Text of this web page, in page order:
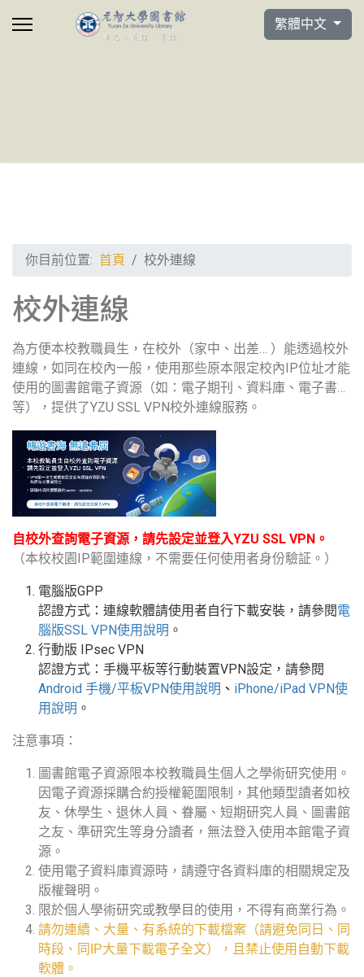
選擇你的語言
繁體中文
你目前位置: 首頁 校外連線
校外連線
為方便本校教職員生，在校外（家中、出差… ）能透過校外
連線，如同在校內一般，使用那些原本限定校內IP位址才能
使用的圖書館電子資源（如：電子期刊、資料庫、電子書…
等），提供了YZU SSL VPN校外連線服務。
自校外查詢電子資源，請先設定並登入YZU SSL VPN。
（本校校園IP範圍連線，不需要任何使用者身份驗証。）
電腦版GPP
認證方式：連線軟體請使用者自行下載安裝，請參閱電
腦版SSL VPN使用說明 。
行動版
IPsec VPN
認證方式：手機平板等行動裝置VPN設定 ，請參閱
Android 手機/平板VPN使用說明 、 iPhone/iPad VPN使
用說明 。
注意事項：
圖書館電子資源限本校教職員生個人之學術研究使用。
因電子資源採購合約授權範圍限制，其他類型讀者如校
友、休學生、退休人員、眷屬、短期研究人員、圖書館
之友、準研究生等身分讀者，無法登入使用本館電子資
源。
使用電子資料庫資源時，請遵守各資料庫的相關規定及
版權聲明。
限於個人學術研究或教學目的使用，不得有商業行為。
請勿連續、大量、有系統的下載檔案（請避免同日、同
時段、同IP大量下載電子全文），且禁止使用自動下載
軟體。